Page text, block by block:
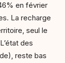
en février
La recharge
seul le
des
reste bas